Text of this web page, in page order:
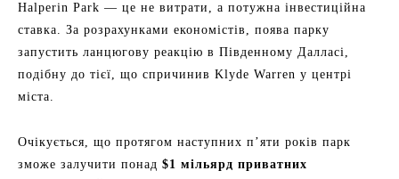
Halperin Park — це не витрати, а потужна інвестиційна
ставка. За розрахунками економістів, поява парку
запустить ланцюгову реакцію в Південному Далласі,
подібну до тієї, що спричинив Klyde Warren у центрі
міста.
Очікується, що протягом наступних п’яти років парк
зможе залучити понад $1 мільярд приватних